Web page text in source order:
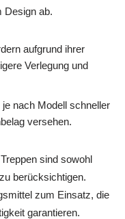
Design ab.
aufgrund ihrer
Verlegung und
nach Modell schneller
versehen.
sind sowohl
berücksichtigen.
zum Einsatz, die
garantieren.